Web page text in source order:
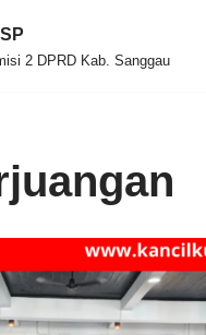
2 DPRD Kab. Sanggau